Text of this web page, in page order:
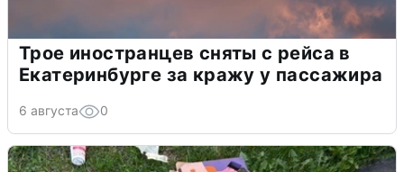
Трое иностранцев сняты с рейса в
Екатеринбурге за кражу у пассажира
6 августа 0